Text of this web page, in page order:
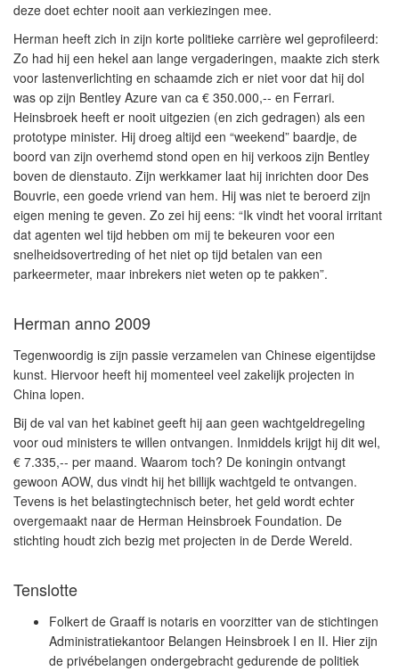
deze doet echter nooit aan verkiezingen mee.
Herman heeft zich in zijn korte politieke carrière wel geprofileerd:
Zo had hij een hekel aan lange vergaderingen, maakte zich sterk
voor lastenverlichting en schaamde zich er niet voor dat hij dol
was op zijn Bentley Azure van ca € 350.000,-- en Ferrari.
Heinsbroek heeft er nooit uitgezien (en zich gedragen) als een
prototype minister. Hij droeg altijd een “weekend” baardje, de
boord van zijn overhemd stond open en hij verkoos zijn Bentley
boven de dienstauto. Zijn werkkamer laat hij inrichten door Des
Bouvrie, een goede vriend van hem. Hij was niet te beroerd zijn
eigen mening te geven. Zo zei hij eens: “Ik vindt het vooral irritant
dat agenten wel tijd hebben om mij te bekeuren voor een
snelheidsovertreding of het niet op tijd betalen van een
parkeermeter, maar inbrekers niet weten op te pakken”.
Herman anno 2009
Tegenwoordig is zijn passie verzamelen van Chinese eigentijdse
kunst. Hiervoor heeft hij momenteel veel zakelijk projecten in
China lopen.
Bij de val van het kabinet geeft hij aan geen wachtgeldregeling
voor oud ministers te willen ontvangen. Inmiddels krijgt hij dit wel,
€ 7.335,-- per maand. Waarom toch? De koningin ontvangt
gewoon AOW, dus vindt hij het billijk wachtgeld te ontvangen.
Tevens is het belastingtechnisch beter, het geld wordt echter
overgemaakt naar de Herman Heinsbroek Foundation. De
stichting houdt zich bezig met projecten in de Derde Wereld.
Tenslotte
Folkert de Graaff is notaris en voorzitter van de stichtingen
Administratiekantoor Belangen Heinsbroek I en II. Hier zijn
de privébelangen ondergebracht gedurende de politiek